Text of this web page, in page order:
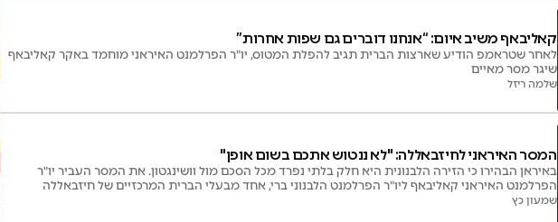
קאליבאף משיב איום: “אנחנו דוברים גם שפות אחרות”
לאחר שטראמפ הודיע שארצות הברית תגיב להפלת המטוס, יו"ר הפרלמנט האיראני מוחמד באקר קאליבאף
שיגר מסר מאיים
שלמה ריזל
המסר האיראני לחיזבאללה: "לא ננטוש אתכם בשום אופן"
באיראן הבהירו כי הזירה הלבנונית היא חלק בלתי נפרד מכל הסכם מול וושינגטון. את המסר העביר יו"ר
הפרלמנט האיראני קאליבאף ליו"ר הפרלמנט הלבנוני ברי, אחד מבעלי הברית המרכזיים של חיזבאללה
שמעון כץ